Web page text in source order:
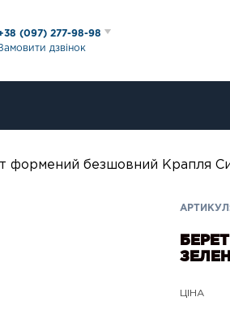
(097) 277-98-98
дзвінок
формений безшовний Крапля
АРТИКУЛ:
ЦІНА